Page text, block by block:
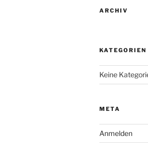
ARCHIV
KATEGORIEN
Keine
META
Anmelden